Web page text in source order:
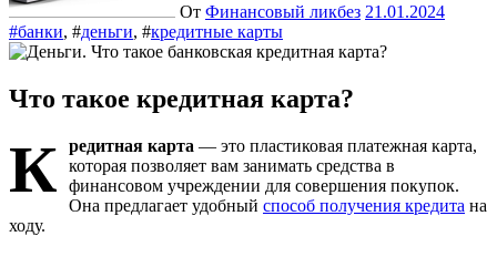
От Финансовый ликбез 21.01.2024
#банки, #деньги, #кредитные карты
Что такое кредитная карта?
К редитная карта — это пластиковая платежная карта,
которая позволяет вам занимать средства в
финансовом учреждении для совершения покупок.
Она предлагает удобный способ получения кредита на
ходу.